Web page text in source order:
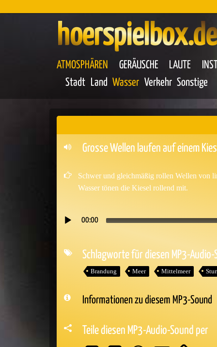
hoerspielbox.de
ATMOSPHÄREN GERÄUSCHE LAUTE
Stadt
Land Wasser Verkehr Sonstige
Grosse Wellen laufen auf einem
Schwer und gleichmäßig rollen Wellen von
Wasser tönen die Kiesel rollend mit.
Audio-
00:00
Schlagworte für diesen MP3-Audio-
Brandung Meer Mittelmeer
Informationen zu diesem MP3-Sound
Teile diesen MP3-Audio-Sound per